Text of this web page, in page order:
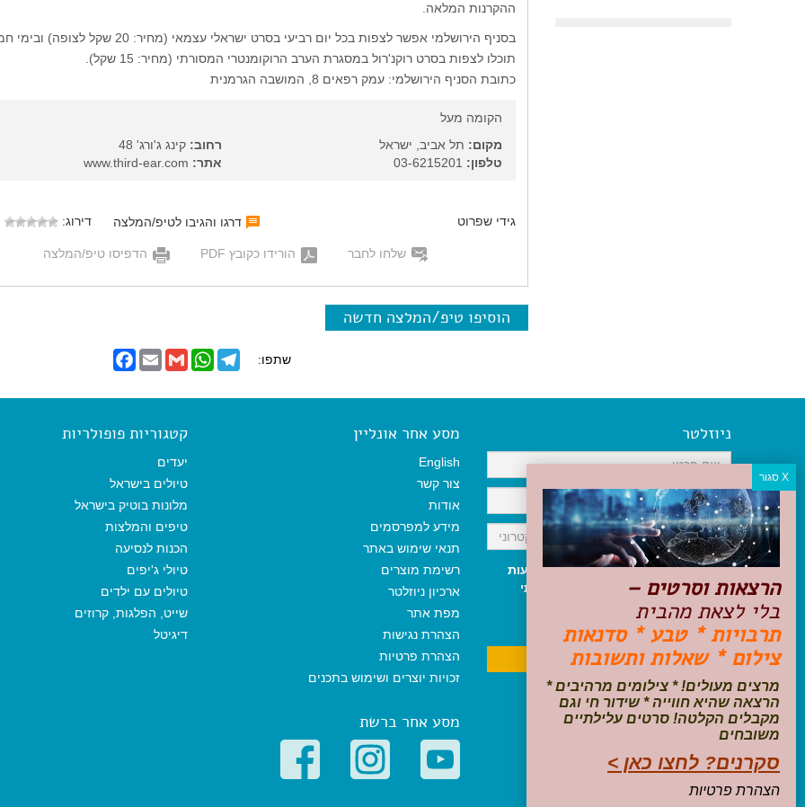
ההקרנות המלאה.
בסניף הירושלמי אפשר לצפות בכל יום רביעי בסרט ישראלי עצמאי (מחיר: 20 שקל
תוכלו לצפות בסרט רוקנ'רול במסגרת הערב הרוקומנטרי המסורתי (מחיר: 15 שקל).
כתובת הסניף הירושלמי: עמק רפאים 8, המושבה הגרמנית
הקומה מעל
מקום: תל אביב, ישראל רחוב: קינג ג'ורג' 48
טלפון:
אתר:
גידי שפרוט דרגו והגיבו לטיפ/המלצה דירוג:
שלחו לחבר הורידו כקובץ PDF הדפיסו טיפ/המלצה
הוסיפו טיפ/המלצה חדשה
שתפו:
F
a
e
o
o
E
m
i
G
m
i
W
h
t
T
e
e
ניוזלטר
אני מאשר/ת קבלת ניוזלטר והודעות
שיווקיות, ומאשר/ת כי קראתי והסכמתי
לתקנון האתר ולמדיניות הפרטיות
ניתן לבטל את ההרשמה בכל עת
מסע אחר אונליין
English
צור קשר
אודות
מידע למפרסמים
תנאי שימוש באתר
רשימת מוצרים
ארכיון ניוזלטר
מפת אתר
הצהרת נגישות
הצהרת פרטיות
זכויות יוצרים ושימוש בתכנים
מסע אחר ברשת
קטגוריות פופולריות
יעדים
טיולים בישראל
מלונות בוטיק בישראל
טיפים והמלצות
הכנות לנסיעה
טיולי ג'יפים
טיולים עם ילדים
שייט, הפלגות, קרוזים
דיגיטל
הרצאות וסרטים –
בלי לצאת מהבית
תרבויות * טבע * סדנאות
צילום * שאלות ותשובות
מרצים מעולים! * צילומים מרהיבים *
הרצאה שהיא חווייה * שידור חי וגם
מקבלים הקלטה! סרטים עלילתיים
משובחים
סקרנים? לחצו כאן >
הצהרת פרטיות